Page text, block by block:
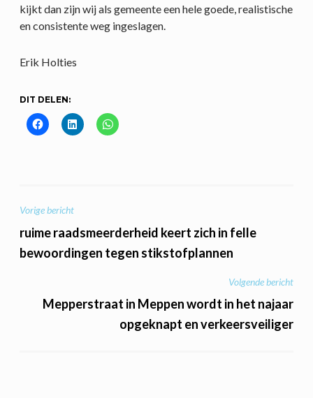
kijkt dan zijn wij als gemeente een hele goede, realistische
en consistente weg ingeslagen.
Erik Holties
DIT DELEN:
BERICHT
NAVIGATIE
Vorige bericht
ruime raadsmeerderheid keert zich in felle
bewoordingen tegen stikstofplannen
Volgende bericht
Mepperstraat in Meppen wordt in het najaar
opgeknapt en verkeersveiliger